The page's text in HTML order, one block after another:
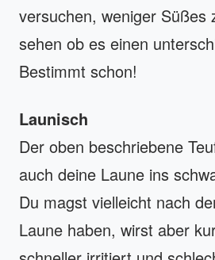
versuchen, weniger Süßes
sehen ob es einen
Bestimmt schon!
Launisch
Der oben beschriebene
auch deine Laune ins
Du magst vielleicht nach
Laune haben, wirst aber